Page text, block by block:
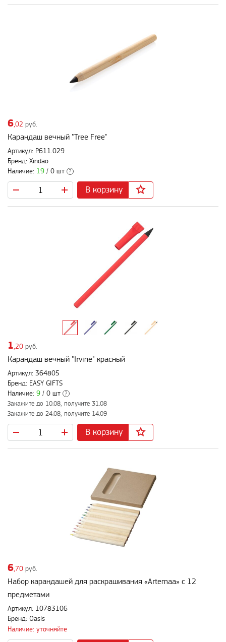
6,02 руб.
Карандаш вечный "Tree Free"
Артикул: P611.029
Бренд: Xindao
Наличие: 19 / 0 шт ?
В корзину
1,20 руб.
Карандаш вечный "Irvine" красный
Артикул: 364805
Бренд: EASY GIFTS
Наличие: 9 / 0 шт ?
Закажите до 10.08, получите 31.08
Закажите до 24.08, получите 14.09
В корзину
6,70 руб.
Набор карандашей для раскрашивания «Artemaa» с 12
предметами
Артикул: 10783106
Бренд: Oasis
Наличие: уточняйте